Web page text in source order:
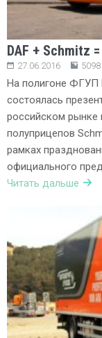
DAF + Schmitz
27.06.2016 5098
На полигоне
состоялась
российском рынке
полуприцепов
рамках
официального
Читать дальше